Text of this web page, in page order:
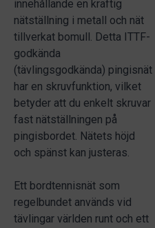
innehållande en kraftig
nätställning i metall och nät
tillverkat bomull. Detta ITTF-
godkända
(tävlingsgodkända) pingisnät
har en skruvfunktion, vilket
betyder att du enkelt skruvar
fast nätställningen på
pingisbordet. Nätets höjd
och spänst kan justeras.
Ett bordtennisnät som
regelbundet används vid
tävlingar världen runt och ett